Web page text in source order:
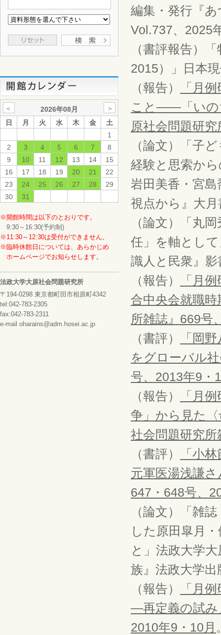
＜ 2026年08月
＞
日
月 火 水 木 金
土
1
2
3 4 5 6 7
8
9
10 11 12 13 14
15
16
17 18 19 20 21
22
23
24 25 26 27 28
29
30
31
※開館時間は以下のとおりです。
9:30～16:30(予約制)
※11:30～12:30は受付ができません。
※臨時休館日については、あらかじめ
ホームページでお知らせします。
法政大学大原社会問題研究所
〒194-0298 東京都町田市相原町4342
tel:042-783-2305
fax:042-783-2311
e-mail oharains@adm.hosei.ac.jp
編集・発行『
Vol.737、2025
（書評報告）
2015）」日本
（報告）
「月
こと――「いの
原社会問題研
（論文）「子
経験と思索か
岩田美香・宮
視点から』大
（論文）「丸
任」を軸とし
識人と民衆』
（報告）
「月
合中央会就職
所雑誌』669号
（書評）
「岡
をグローバル
号、2013年9・
（報告）
「月
争」から見た
社会問題研究
（書評）
「小
元軍医湯浅謙
647・648号、
（論文）「雑
した原田皐月
と」法政大学
族』法政大学
（報告）
「月
―再定義の試み
2010年9・10月